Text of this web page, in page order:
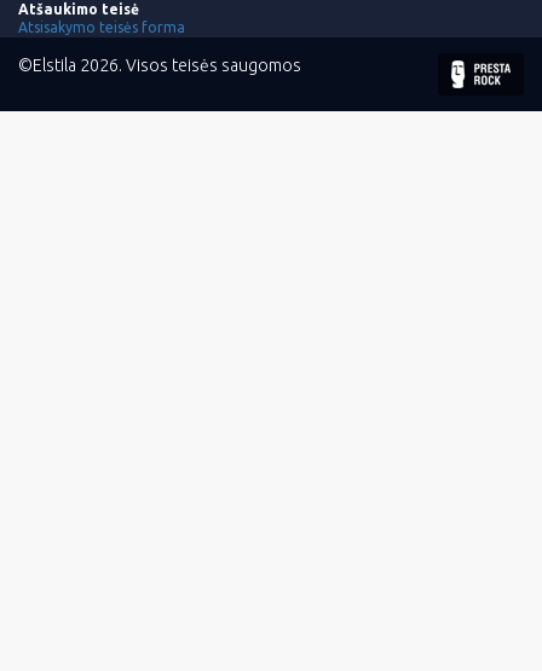
Atšaukimo teisė
Atsisakymo teisės forma
©Elstila 2026. Visos teisės saugomos